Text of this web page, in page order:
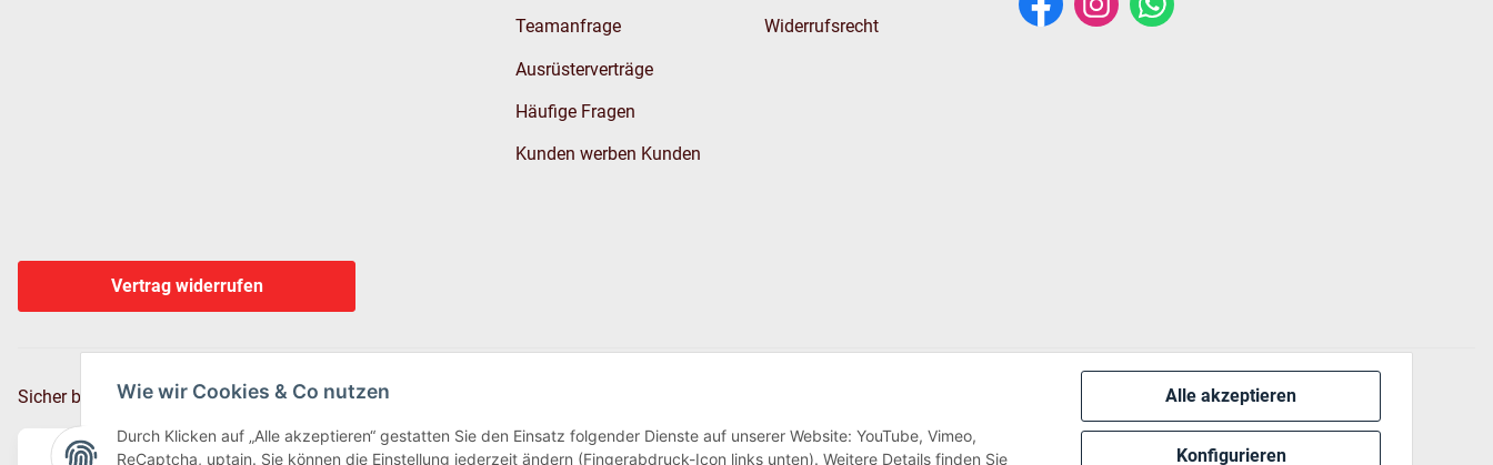
Alle akzeptieren
Konfigurieren
Wie wir Cookies & Co nutzen
Durch Klicken auf „Alle akzeptieren“ gestatten Sie den Einsatz folgender Dienste auf unserer Website: YouTube, Vimeo,
ReCaptcha, uptain. Sie können die Einstellung jederzeit ändern (Fingerabdruck-Icon links unten). Weitere Details finden Sie
Teamanfrage
Ausrüsterverträge
Häufige Fragen
Kunden werben Kunden
Widerrufsrecht
Vertrag widerrufen
Sicher bezahlen via: